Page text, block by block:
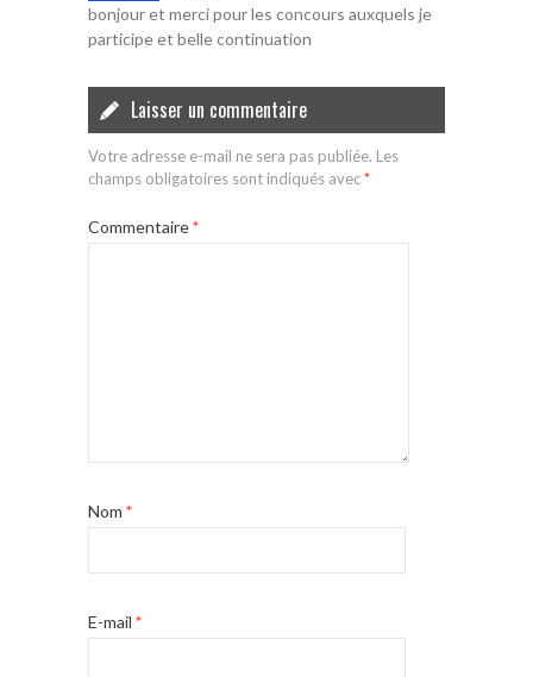
bonjour et merci pour les concours auxquels je
participe et belle continuation
Laisser un commentaire
Votre adresse e-mail ne sera pas publiée. Les
champs obligatoires sont indiqués avec*
Commentaire*
Nom *
E-mail *